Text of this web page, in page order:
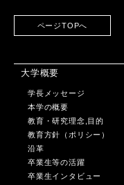
ページTOPへ
大学概要
学長メッセージ
本学の概要
教育・研究理念,目的
教育方針（ポリシー）
沿革
卒業生等の活躍
卒業生インタビュー